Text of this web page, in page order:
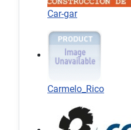
Car-gar
Carmelo_Rico